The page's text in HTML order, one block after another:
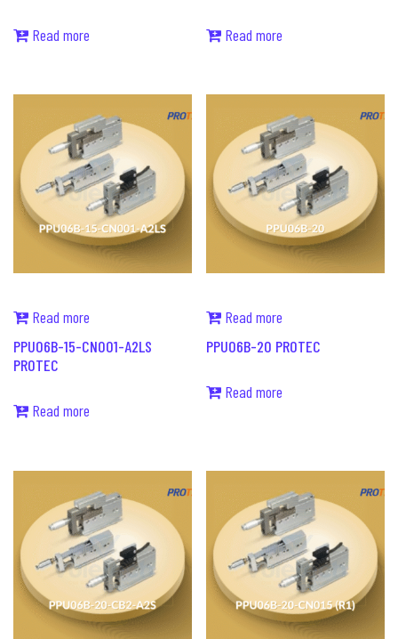
Read more Read more
Read more
PPU06B-15-CN001-A2LS
PROTEC
Read more
Read more
PPU06B-20 PROTEC
Read more